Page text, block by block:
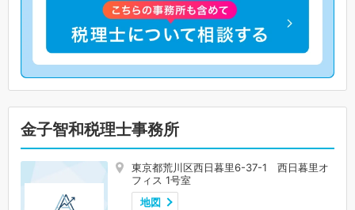
金子智和税理士事務所
東京都荒川区西日暮里6-37-1 西日暮里オ
フィス 1号室
地図